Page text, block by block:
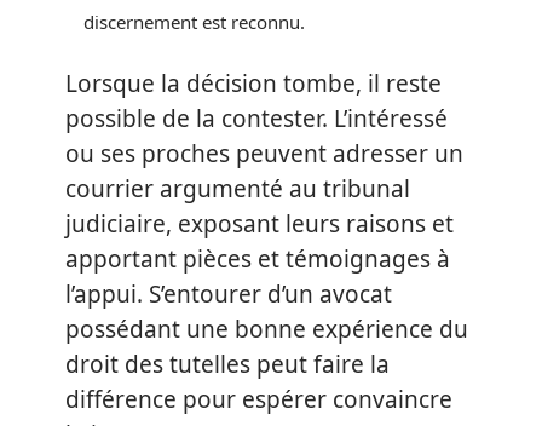
discernement est reconnu.
Lorsque la décision tombe, il reste
possible de la contester. L’intéressé
ou ses proches peuvent adresser un
courrier argumenté au tribunal
judiciaire, exposant leurs raisons et
apportant pièces et témoignages à
l’appui. S’entourer d’un avocat
possédant une bonne expérience du
droit des tutelles peut faire la
différence pour espérer convaincre